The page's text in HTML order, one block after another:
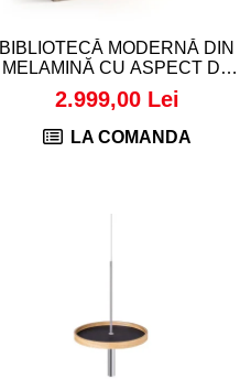
BIBLIOTECĂ MODERNĂ DIN
MELAMINĂ CU ASPECT DE
STEJAR - RACHELE
2.999,00 Lei
LA COMANDA